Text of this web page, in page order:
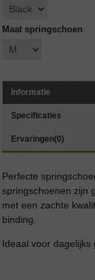
Maat springschoen
Informatie
Specificaties
Ervaringen(0)
Perfecte
springschoenen zijn
met een zachte
binding.
Ideaal voor dagelijks